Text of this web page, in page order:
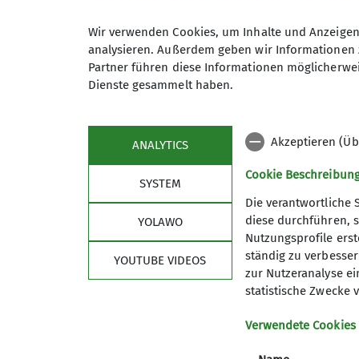
Bergseite-Ost 9
83226 Aschau/Sachrang
Wir verwenden Cookies, um Inhalte und
analysieren. Außerdem geben wir
Partner führen diese Informationen
Dienste gesammelt haben.
ANALYTICS
SYSTEM
YOLAWO
YOUTUBE VIDEOS
Akzeptieren
Cookie
Die verantwortliche
diese durchführen,
Nutzungsprofile
ständig zu
zur Nutzeranalyse
statistische Zwecke
Verwendete Cookies